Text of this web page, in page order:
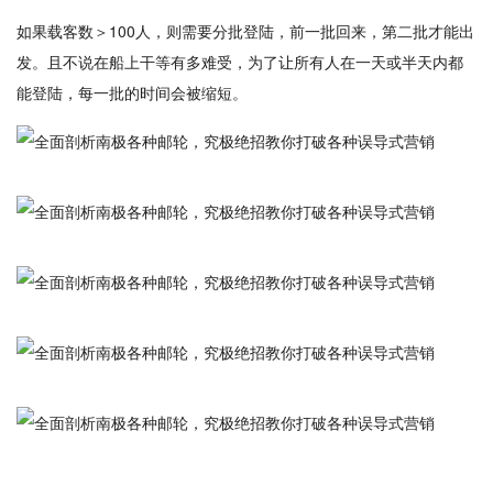
如果载客数＞100人，则需要分批登陆，前一批回来，第二批才能出
发。且不说在船上干等有多难受，为了让所有人在一天或半天内都
能登陆，每一批的时间会被缩短。